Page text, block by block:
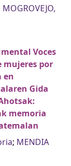
Voces
mujeres por
en
Gida
memoria
; MENDIA